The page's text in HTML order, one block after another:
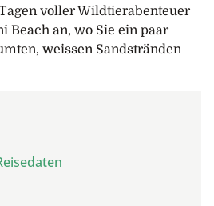
voller Wildtierabenteuer
Beach an, wo Sie ein paar
weissen Sandstränden